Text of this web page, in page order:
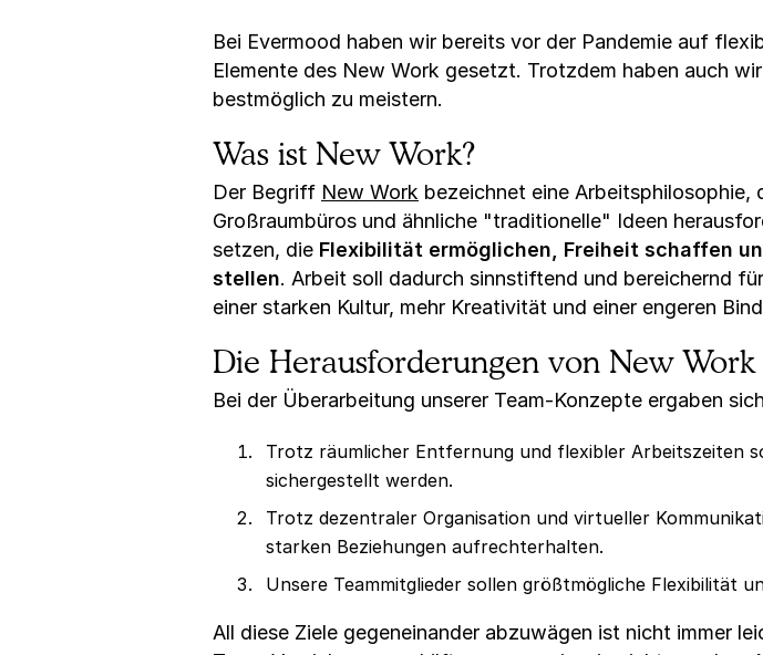
Bei Evermood haben wir bereits vor der Pandemie auf
Elemente des New Work gesetzt. Trotzdem haben auch
bestmöglich zu meistern.
Was ist New Work?
Der Begriff New Work bezeichnet eine
Großraumbüros und ähnliche "traditionelle" Ideen
setzen, die Flexibilität ermöglichen, Freiheit schaffen
stellen. Arbeit soll dadurch sinnstiftend und bereichernd
einer starken Kultur, mehr Kreativität und einer engeren
Die Herausforderungen von New Work
Bei der Überarbeitung unserer Team-Konzepte ergaben
Trotz räumlicher Entfernung und flexibler Arbeitszeiten
sichergestellt werden.
Trotz dezentraler Organisation und virtueller
starken Beziehungen aufrechterhalten.
Unsere Teammitglieder sollen größtmögliche Flexibilität
All diese Ziele gegeneinander abzuwägen ist nicht immer